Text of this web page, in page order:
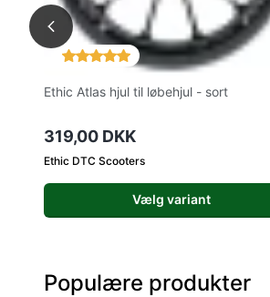
Ethic Atlas hjul til løbehjul - sort
319,00 DKK
Ethic DTC Scooters
Vælg variant
Populære produkter